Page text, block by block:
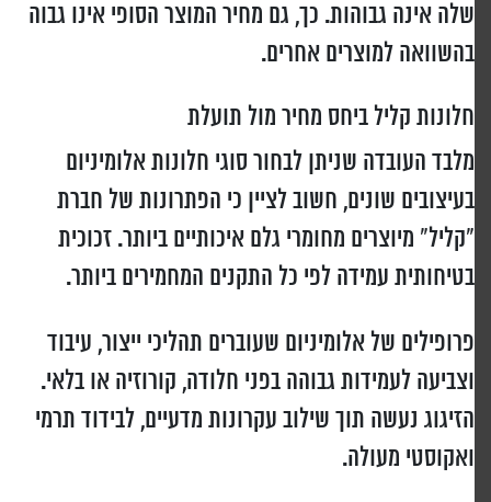
שלה אינה גבוהות. כך, גם מחיר המוצר הסופי אינו גבוה
בהשוואה למוצרים אחרים.
חלונות קליל ביחס מחיר מול תועלת
מלבד העובדה שניתן לבחור סוגי חלונות אלומיניום
בעיצובים שונים, חשוב לציין כי הפתרונות של חברת
"קליל" מיוצרים מחומרי גלם איכותיים ביותר. זכוכית
בטיחותית עמידה לפי כל התקנים המחמירים ביותר.
פרופילים של אלומיניום שעוברים תהליכי ייצור, עיבוד
וצביעה לעמידות גבוהה בפני חלודה, קורוזיה או בלאי.
הזיגוג נעשה תוך שילוב עקרונות מדעיים, לבידוד תרמי
ואקוסטי מעולה.